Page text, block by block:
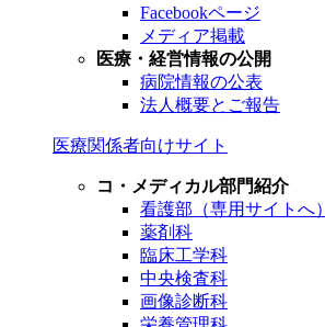
Facebookページ
メディア掲載
医療・経営情報の公開
病院情報の公表
法人概要とご報告
医療関係者向けサイト
コ・メディカル部門紹介
看護部（専用サイトへ）
薬剤科
臨床工学科
中央検査科
画像診断科